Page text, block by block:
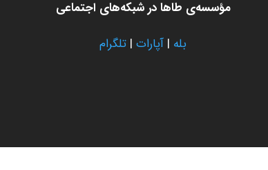
مؤسسه‌ی طاها در شبکه‌های اجتماعی
بله | آپارات| تلگرام